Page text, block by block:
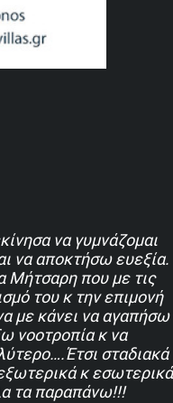
να γυμνάζομαι
να αποκτήσω ευεξία.
Μήτσαρη που με τις
του κ την επιμονή
με κάνει να αγαπήσω
νοοτροπία κ να
σταδιακά
κ εσωτερικά
τα παραπάνω!!!